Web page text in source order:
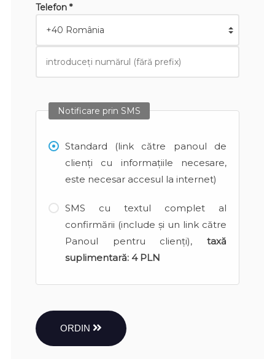
Telefon *
Notificare prin SMS
Standard (link către panoul de
clienți cu informațiile necesare,
este necesar accesul la internet)
SMS cu textul complet al
confirmării (include și un link către
Panoul pentru clienți), taxă
suplimentară: 4 PLN
ORDIN